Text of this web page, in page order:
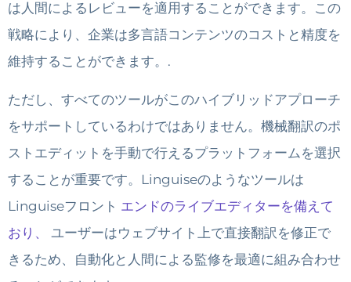
は人間によるレビューを適用することができます。この
戦略により、企業は多言語コンテンツのコストと精度を
維持することができます。.
ただし、すべてのツールがこのハイブリッドアプローチ
をサポートしているわけではありません。機械翻訳のポ
ストエディットを手動で行えるプラットフォームを選択
することが重要です。Linguiseのようなツールは
Linguiseフロント エンドのライブエディターを備えて
おり、
ユーザーはウェブサイト上で直接翻訳を修正で
きるため、自動化と人間による監修を最適に組み合わせ